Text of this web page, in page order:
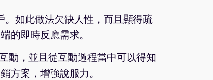
如此做法欠缺人性，而且顯得疏
的即時反應需求。
動，並且從互動過程當中可以得知
方案，增強說服力。